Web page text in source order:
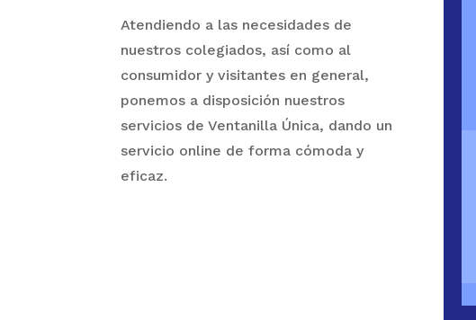
Atendiendo a las necesidades de
nuestros colegiados, así como al
consumidor y visitantes en general,
ponemos a disposición nuestros
servicios de Ventanilla Única, dando un
servicio online de forma cómoda y
eficaz.